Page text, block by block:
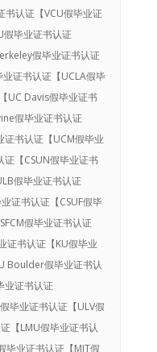
书认证【VCU假毕业证
假毕业证书认证
假毕业证书认证
业证书认证【UCLA假毕
UC Davis假毕业证书
假毕业证书认证
证书认证【UCM假毕业
【CSUN假毕业证书
假毕业证书认证
证书认证【CSUF假毕
假毕业证书认证
证书认证【KU假毕业
Boulder假毕业证书认
业证书认证
毕业证书认证【ULV假
【LMU假毕业证书认
毕业证书认证【MIT假